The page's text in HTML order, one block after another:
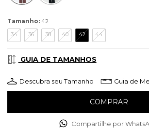
Tamanho: 42
34 36 38 40 42 44
GUIA DE TAMANHOS
Descubra seu Tamanho Guia de
Compartilhe por